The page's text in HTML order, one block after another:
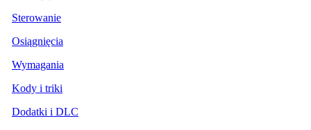
Sterowanie
Osiągnięcia
Wymagania
Kody i triki
Dodatki i DLC